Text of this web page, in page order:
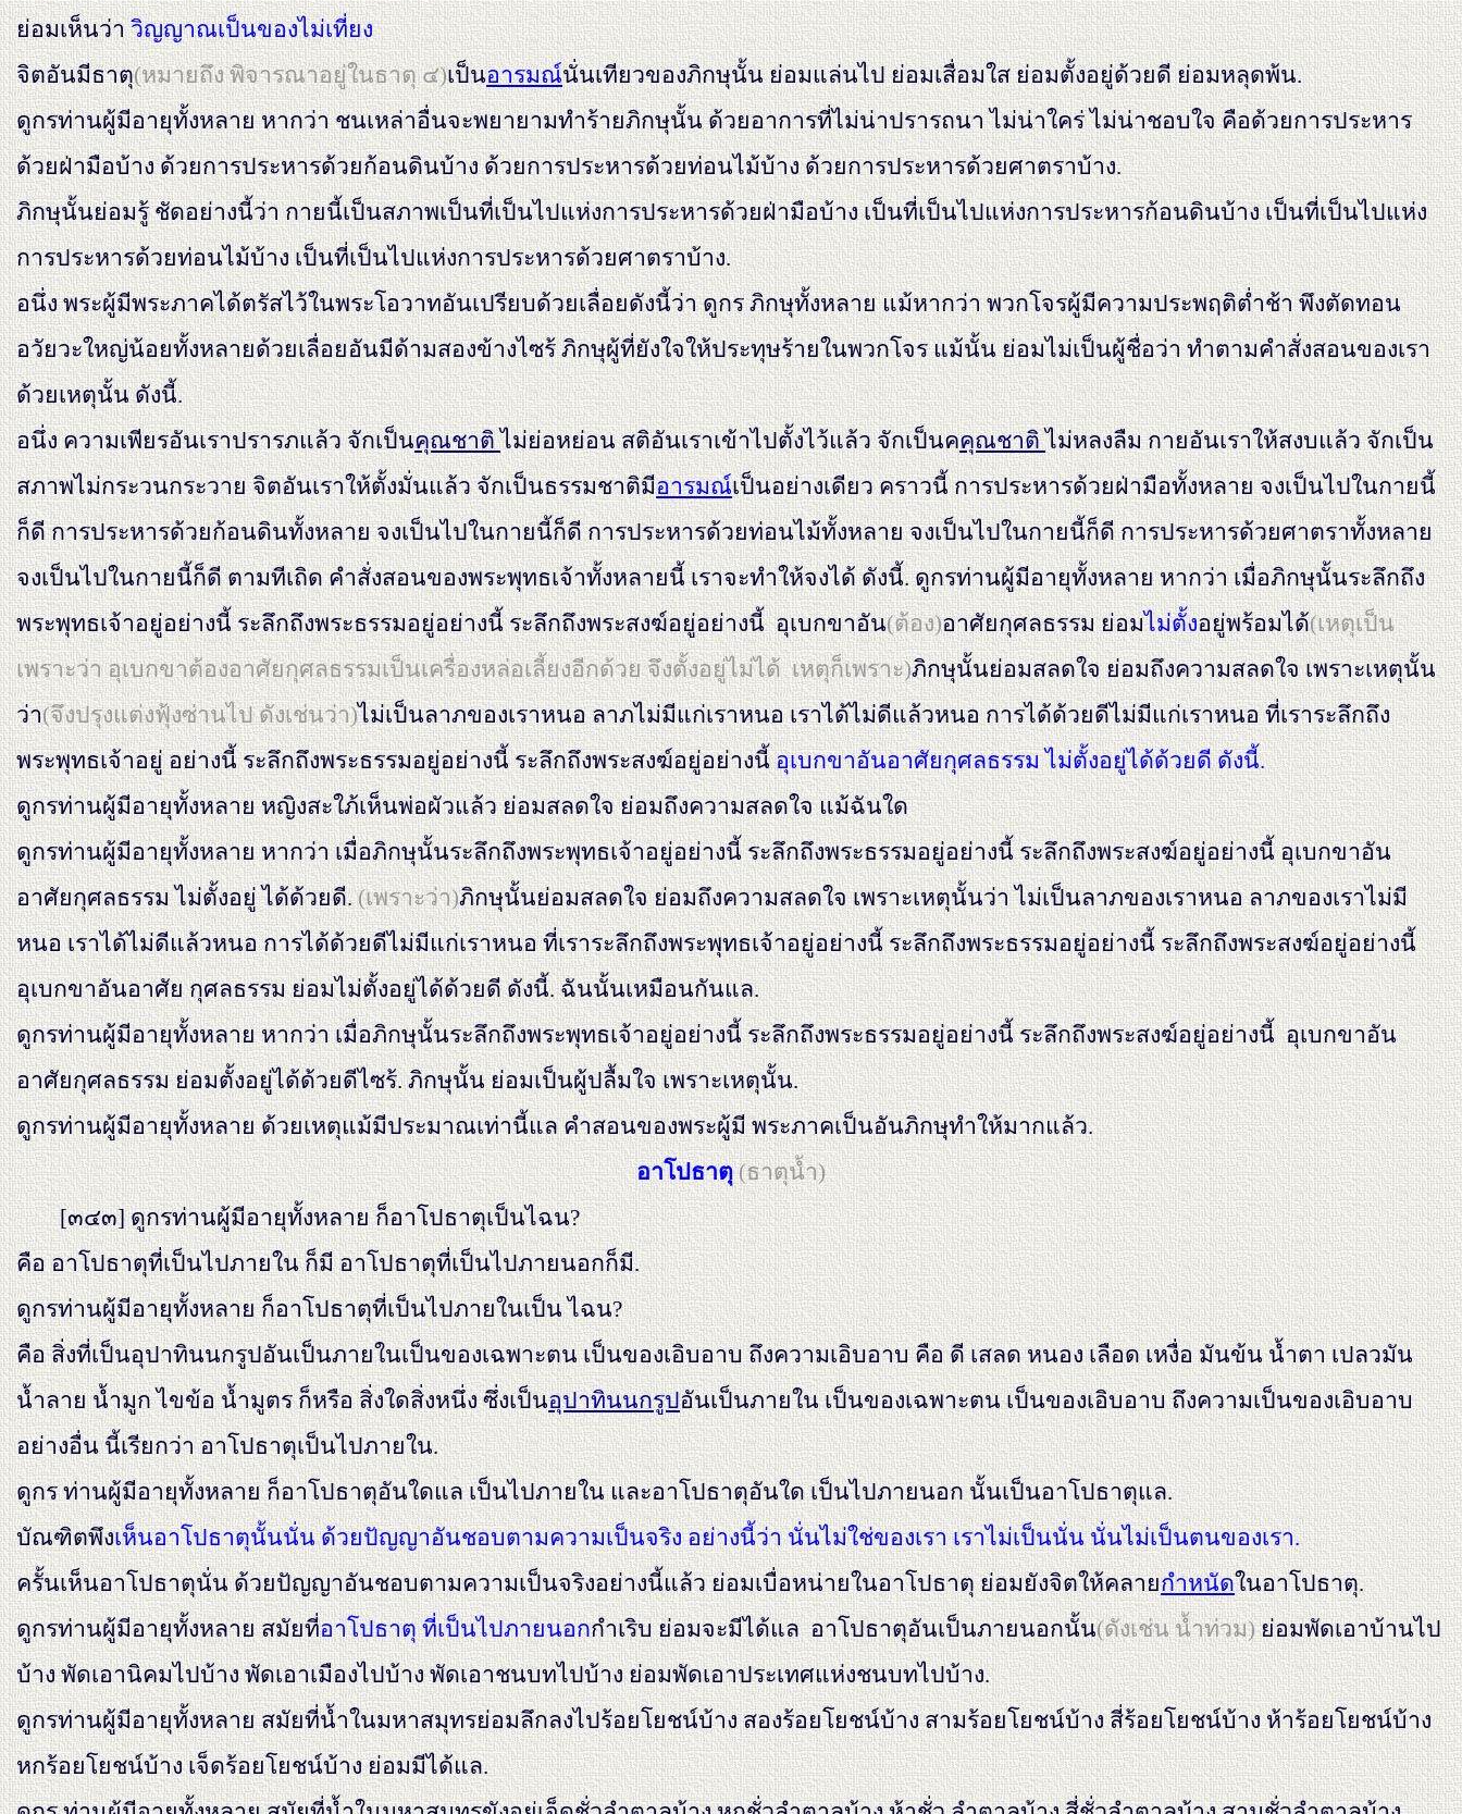
ย่อมเห็นว่าวิญญาณเป็นของไม่เที่ยง
จิตอันมีธาตุ(หมายถึง พิจารณาอยู่ในธาตุ ๔)เป็นอารมณ์นั่นเทียวของภิกษุนั้น ย่อมแล่นไป ย่อมเสื่อมใส ย่อมตั้งอยู่ด้วยดี ย่อมหลุดพ้น.
ดูกรท่านผู้มีอายุทั้งหลาย หากว่า ชนเหล่าอื่นจะพยายามทำร้ายภิกษุนั้น ด้วยอาการที่ไม่น่าปรารถนา ไม่น่าใคร่ ไม่น่าชอบใจ คือด้วยการประหาร
ด้วยฝ่ามือบ้าง ด้วยการประหารด้วยก้อนดินบ้าง ด้วยการประหารด้วยท่อนไม้บ้าง ด้วยการประหารด้วยศาตราบ้าง.
ภิกษุนั้นย่อมรู้ ชัดอย่างนี้ว่า กายนี้เป็นสภาพเป็นที่เป็นไปแห่งการประหารด้วยฝ่ามือบ้าง เป็นที่เป็นไปแห่งการประหารก้อนดินบ้าง เป็นที่เป็นไปแห่ง
การประหารด้วยท่อนไม้บ้าง เป็นที่เป็นไปแห่งการประหารด้วยศาตราบ้าง.
อนึ่ง พระผู้มีพระภาคได้ตรัสไว้ในพระโอวาทอันเปรียบด้วยเลื่อยดังนี้ว่า ดูกร ภิกษุทั้งหลาย แม้หากว่า พวกโจรผู้มีความประพฤติต่ำช้า พึงตัดทอน
อวัยวะใหญ่น้อยทั้งหลายด้วยเลื่อยอันมีด้ามสองข้างไซร้ ภิกษุผู้ที่ยังใจให้ประทุษร้ายในพวกโจร แม้นั้น ย่อมไม่เป็นผู้ชื่อว่า ทำตามคำสั่งสอนของเรา
ด้วยเหตุนั้น ดังนี้.
อนึ่ง ความเพียรอันเราปรารภแล้ว จักเป็นคุณชาติไม่ย่อหย่อน สติอันเราเข้าไปตั้งไว้แล้ว จักเป็นคคุณชาติไม่หลงลืม กายอันเราให้สงบแล้ว จักเป็น
สภาพไม่กระวนกระวาย จิตอันเราให้ตั้งมั่นแล้ว จักเป็นธรรมชาติมีอารมณ์เป็นอย่างเดียว คราวนี้ การประหารด้วยฝ่ามือทั้งหลาย จงเป็นไปในกายนี้
ก็ดี การประหารด้วยก้อนดินทั้งหลาย จงเป็นไปในกายนี้ก็ดี การประหารด้วยท่อนไม้ทั้งหลาย จงเป็นไปในกายนี้ก็ดี การประหารด้วยศาตราทั้งหลาย
จงเป็นไปในกายนี้ก็ดี ตามทีเถิด คำสั่งสอนของพระพุทธเจ้าทั้งหลายนี้ เราจะทำให้จงได้ ดังนี้. ดูกรท่านผู้มีอายุทั้งหลาย หากว่า เมื่อภิกษุนั้นระลึกถึง
พระพุทธเจ้าอยู่อย่างนี้ ระลึกถึงพระธรรมอยู่อย่างนี้ ระลึกถึงพระสงฆ์อยู่อย่างนี้ อุเบกขาอัน(ต้อง)อาศัยกุศลธรรม ย่อมไม่ตั้งอยู่พร้อมได้(เหตุเป็น
เพราะว่า อุเบกขาต้องอาศัยกุศลธรรมเป็นเครื่องหล่อเลี้ยงอีกด้วย จึงตั้งอยู่ไม่ได้ เหตุก็เพราะ)ภิกษุนั้นย่อมสลดใจ ย่อมถึงความสลดใจ เพราะเหตุนั้น
ว่า(จึงปรุงแต่งฟุ้งซ่านไป ดังเช่นว่า)ไม่เป็นลาภของเราหนอ ลาภไม่มีแก่เราหนอ เราได้ไม่ดีแล้วหนอ การได้ด้วยดีไม่มีแก่เราหนอ ที่เราระลึกถึง
พระพุทธเจ้าอยู่ อย่างนี้ ระลึกถึงพระธรรมอยู่อย่างนี้ ระลึกถึงพระสงฆ์อยู่อย่างนี้อุเบกขาอันอาศัยกุศลธรรม ไม่ตั้งอยู่ได้ด้วยดี ดังนี้.
ดูกรท่านผู้มีอายุทั้งหลาย หญิงสะใภ้เห็นพ่อผัวแล้ว ย่อมสลดใจ ย่อมถึงความสลดใจ แม้ฉันใด
ดูกรท่านผู้มีอายุทั้งหลาย หากว่า เมื่อภิกษุนั้นระลึกถึงพระพุทธเจ้าอยู่อย่างนี้ ระลึกถึงพระธรรมอยู่อย่างนี้ ระลึกถึงพระสงฆ์อยู่อย่างนี้ อุเบกขาอัน
อาศัยกุศลธรรม ไม่ตั้งอยู่ ได้ด้วยดี.(เพราะว่า)ภิกษุนั้นย่อมสลดใจ ย่อมถึงความสลดใจ เพราะเหตุนั้นว่า ไม่เป็นลาภของเราหนอ ลาภของเราไม่มี
หนอ เราได้ไม่ดีแล้วหนอ การได้ด้วยดีไม่มีแก่เราหนอ ที่เราระลึกถึงพระพุทธเจ้าอยู่อย่างนี้ ระลึกถึงพระธรรมอยู่อย่างนี้ ระลึกถึงพระสงฆ์อยู่อย่างนี้
อุเบกขาอันอาศัย กุศลธรรม ย่อมไม่ตั้งอยู่ได้ด้วยดี ดังนี้. ฉันนั้นเหมือนกันแล.
ดูกรท่านผู้มีอายุทั้งหลาย หากว่า เมื่อภิกษุนั้นระลึกถึงพระพุทธเจ้าอยู่อย่างนี้ ระลึกถึงพระธรรมอยู่อย่างนี้ ระลึกถึงพระสงฆ์อยู่อย่างนี้ อุเบกขาอัน
อาศัยกุศลธรรม ย่อมตั้งอยู่ได้ด้วยดีไซร้. ภิกษุนั้น ย่อมเป็นผู้ปลื้มใจ เพราะเหตุนั้น.
ดูกรท่านผู้มีอายุทั้งหลาย ด้วยเหตุแม้มีประมาณเท่านี้แล คำสอนของพระผู้มี พระภาคเป็นอันภิกษุทำให้มากแล้ว.
อาโปธาตุ(ธาตุนํ้า)
[๓๔๓]ดูกรท่านผู้มีอายุทั้งหลาย ก็อาโปธาตุเป็นไฉน?
คือ อาโปธาตุที่เป็นไปภายใน ก็มี อาโปธาตุที่เป็นไปภายนอกก็มี.
ดูกรท่านผู้มีอายุทั้งหลาย ก็อาโปธาตุที่เป็นไปภายในเป็น ไฉน?
คือ สิ่งที่เป็นอุปาทินนกรูปอันเป็นภายในเป็นของเฉพาะตน เป็นของเอิบอาบ ถึงความเอิบอาบ คือ ดี เสลด หนอง เลือด เหงื่อ มันข้น น้ำตา เปลวมัน
น้ำลาย น้ำมูก ไขข้อ น้ำมูตร ก็หรือ สิ่งใดสิ่งหนึ่ง ซึ่งเป็นอุปาทินนกรูปอันเป็นภายใน เป็นของเฉพาะตน เป็นของเอิบอาบ ถึงความเป็นของเอิบอาบ
อย่างอื่น นี้เรียกว่า อาโปธาตุเป็นไปภายใน.
ดูกร ท่านผู้มีอายุทั้งหลาย ก็อาโปธาตุอันใดแล เป็นไปภายใน และอาโปธาตุอันใด เป็นไปภายนอก นั้นเป็นอาโปธาตุแล.
บัณฑิตพึงเห็นอาโปธาตุนั้นนั่น ด้วยปัญญาอันชอบตามความเป็นจริง อย่างนี้ว่า นั่นไม่ใช่ของเรา เราไม่เป็นนั่น นั่นไม่เป็นตนของเรา.
ครั้นเห็นอาโปธาตุนั่น ด้วยปัญญาอันชอบตามความเป็นจริงอย่างนี้แล้ว ย่อมเบื่อหน่ายในอาโปธาตุ ย่อมยังจิตให้คลายกำหนัดในอาโปธาตุ.
ดูกรท่านผู้มีอายุทั้งหลาย สมัยที่อาโปธาตุ ที่เป็นไปภายนอกกำเริบ ย่อมจะมีได้แล อาโปธาตุอันเป็นภายนอกนั้น(ดังเช่น น้ำท่วม)ย่อมพัดเอาบ้านไป
บ้าง พัดเอานิคมไปบ้าง พัดเอาเมืองไปบ้าง พัดเอาชนบทไปบ้าง ย่อมพัดเอาประเทศแห่งชนบทไปบ้าง.
ดูกรท่านผู้มีอายุทั้งหลาย สมัยที่น้ำในมหาสมุทรย่อมลึกลงไปร้อยโยชน์บ้าง สองร้อยโยชน์บ้าง สามร้อยโยชน์บ้าง สี่ร้อยโยชน์บ้าง ห้าร้อยโยชน์บ้าง
หกร้อยโยชน์บ้าง เจ็ดร้อยโยชน์บ้าง ย่อมมีได้แล.